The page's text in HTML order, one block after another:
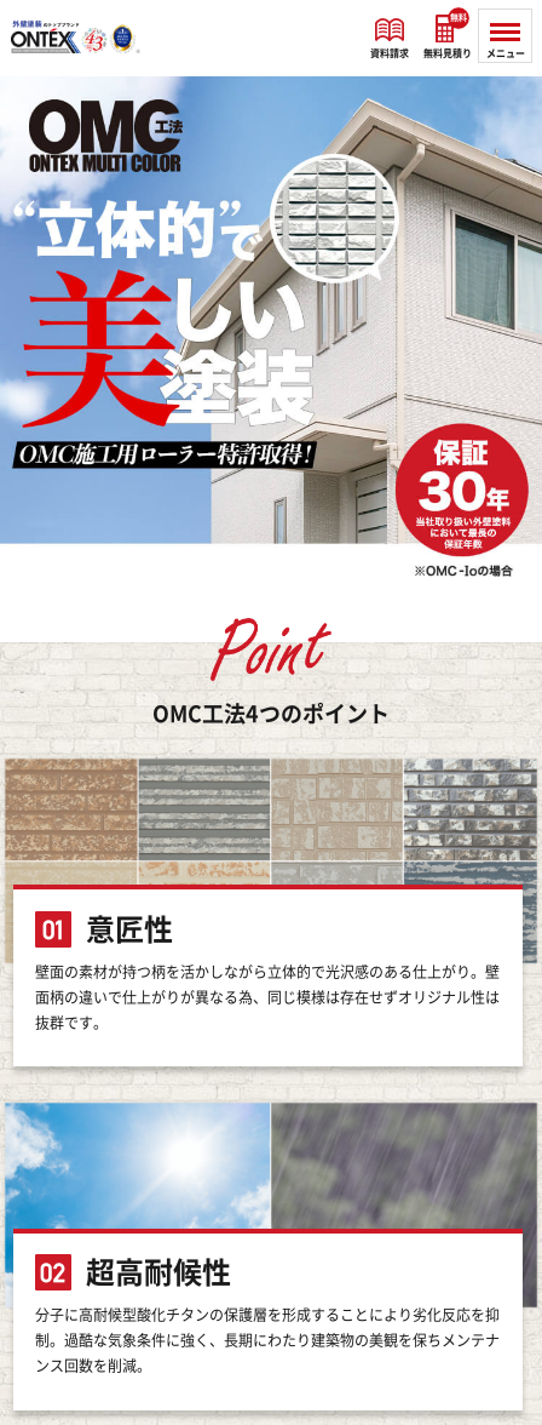
資料請求 無料見積り
無料
メニュー
OMC工法4つのポイント
意匠性
壁面の素材が持つ柄を活かしながら立体的で光沢感のある仕上がり。壁
面柄の違いで仕上がりが異なる為、同じ模様は存在せずオリジナル性は
抜群です。
超高耐候性
分子に高耐候型酸化チタンの保護層を形成することにより劣化反応を抑
制。過酷な気象条件に強く、長期にわたり建築物の美観を保ちメンテナ
ンス回数を削減。